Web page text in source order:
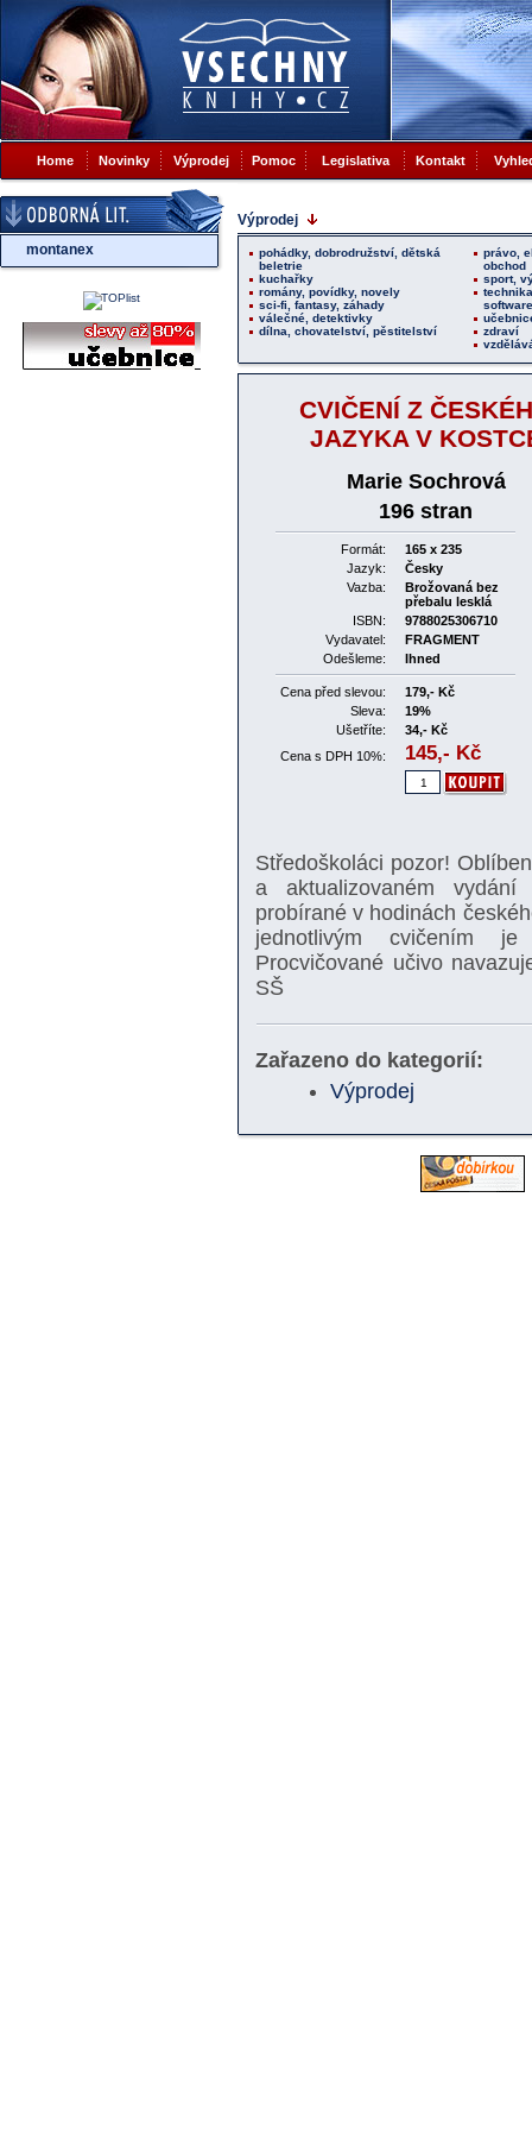
Home Novinky Výprodej Pomoc Legislativa Kontakt
montanex
Výprodej
pohádky, dobrodružství, dětská
beletrie
kuchařky
romány, povídky, novely
sci-fi, fantasy, záhady
válečné, detektivky
dílna, chovatelství, pěstitelství
právo,
obchod
sport,
software
zdraví
CVIČENÍ Z
JAZYKA V
Marie Sochrová
196 stran
Formát:
165 x 235
Jazyk:
Česky
Vazba:
Brožovaná bez
přebalu lesklá
ISBN:
9788025306710
Vydavatel:
FRAGMENT
Odešleme:
Ihned
Cena před slevou:
179,- Kč
Sleva:
19%
Ušetříte:
34,- Kč
Cena s DPH 10%:
145,- Kč
Středoškoláci pozor!
a aktualizovaném
probírané v hodinách
jednotlivým cvičením
Procvičované učivo
SŠ
Zařazeno do kategorií:
Výprodej